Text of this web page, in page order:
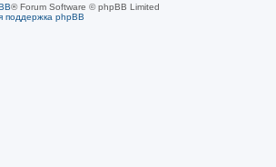
® Forum Software © phpBB Limited
поддержка phpBB